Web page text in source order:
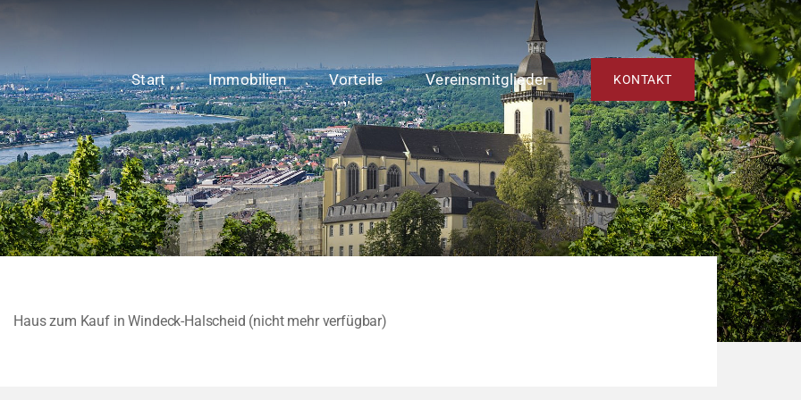
Start Immobilien Vorteile Vereinsmitglieder KONTAKT
Haus zum Kauf in Windeck-Halscheid (nicht mehr verfügbar)